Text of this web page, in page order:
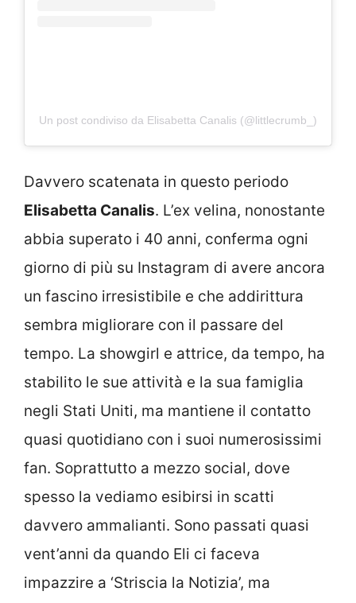
Un post condiviso da Elisabetta Canalis (@littlecrumb_)
Davvero scatenata in questo periodo
Elisabetta Canalis. L’ex velina, nonostante
abbia superato i 40 anni, conferma ogni
giorno di più su Instagram di avere ancora
un fascino irresistibile e che addirittura
sembra migliorare con il passare del
tempo. La showgirl e attrice, da tempo, ha
stabilito le sue attività e la sua famiglia
negli Stati Uniti, ma mantiene il contatto
quasi quotidiano con i suoi numerosissimi
fan. Soprattutto a mezzo social, dove
spesso la vediamo esibirsi in scatti
davvero ammalianti. Sono passati quasi
vent’anni da quando Eli ci faceva
impazzire a ‘Striscia la Notizia’, ma